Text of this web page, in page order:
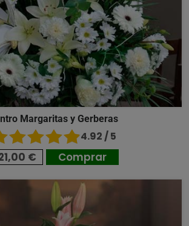
Margaritas y Gerberas
4.92 / 5
€ Comprar